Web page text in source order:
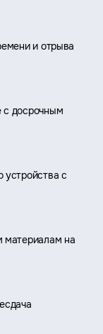
и отрыва
с досрочным
устройства с
материалам на